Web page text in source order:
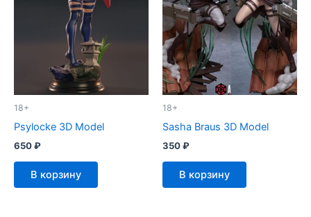
18+
Psylocke 3D Model
650₽
В корзину
18+
Sasha Braus 3D Model
350₽
В корзину